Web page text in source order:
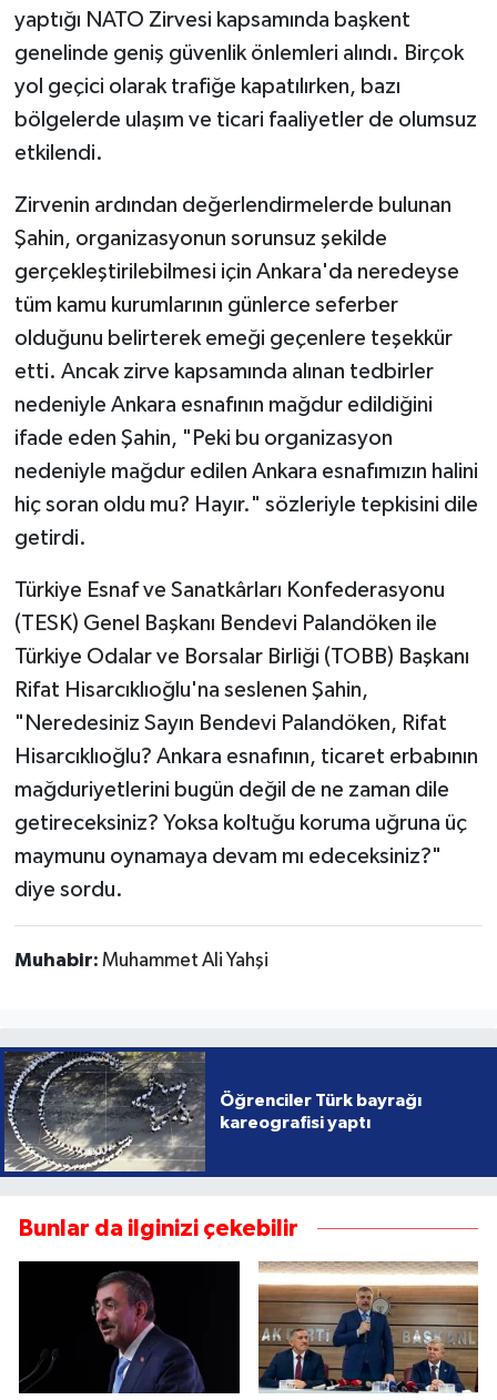
yaptığı NATO Zirvesi kapsamında başkent
genelinde geniş güvenlik önlemleri alındı. Birçok
yol geçici olarak trafiğe kapatılırken, bazı
bölgelerde ulaşım ve ticari faaliyetler de olumsuz
etkilendi.
Zirvenin ardından değerlendirmelerde bulunan
Şahin, organizasyonun sorunsuz şekilde
gerçekleştirilebilmesi için Ankara'da neredeyse
tüm kamu kurumlarının günlerce seferber
olduğunu belirterek emeği geçenlere teşekkür
etti. Ancak zirve kapsamında alınan tedbirler
nedeniyle Ankara esnafının mağdur edildiğini
ifade eden Şahin, "Peki bu organizasyon
nedeniyle mağdur edilen Ankara esnafımızın halini
hiç soran oldu mu? Hayır." sözleriyle tepkisini dile
getirdi.
Türkiye Esnaf ve Sanatkârları Konfederasyonu
(TESK) Genel Başkanı Bendevi Palandöken ile
Türkiye Odalar ve Borsalar Birliği (TOBB) Başkanı
Rifat Hisarcıklıoğlu'na seslenen Şahin,
"Neredesiniz Sayın Bendevi Palandöken, Rifat
Hisarcıklıoğlu? Ankara esnafının, ticaret erbabının
mağduriyetlerini bugün değil de ne zaman dile
getireceksiniz? Yoksa koltuğu koruma uğruna üç
maymunu oynamaya devam mı edeceksiniz?"
diye sordu.
Muhabir: Muhammet Ali Yahşi
Öğrenciler Türk bayrağı
kareografisi yaptı
Bunlar da ilginizi çekebilir